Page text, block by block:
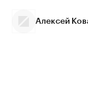
Алексей